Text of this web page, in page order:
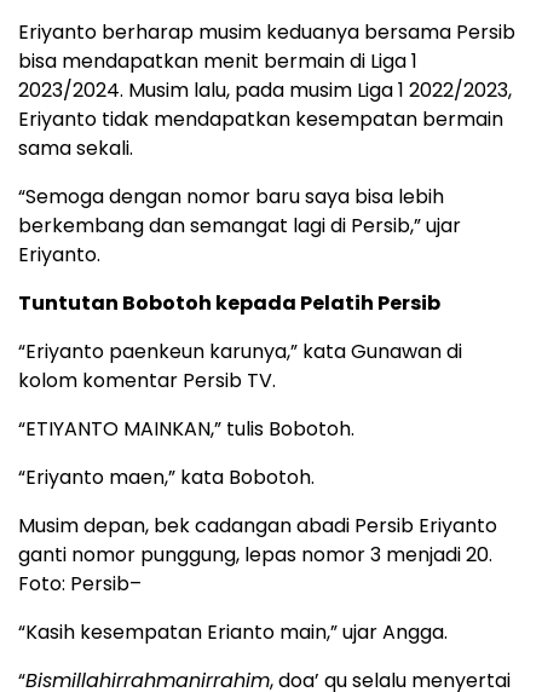
Eriyanto berharap musim keduanya bersama Persib
bisa mendapatkan menit bermain di Liga 1
2023/2024. Musim lalu, pada musim Liga 1 2022/2023,
Eriyanto tidak mendapatkan kesempatan bermain
sama sekali.
“Semoga dengan nomor baru saya bisa lebih
berkembang dan semangat lagi di Persib,” ujar
Eriyanto.
Tuntutan Bobotoh kepada Pelatih Persib
“Eriyanto paenkeun karunya,” kata Gunawan di
kolom komentar Persib TV.
“ETIYANTO MAINKAN,” tulis Bobotoh.
“Eriyanto maen,” kata Bobotoh.
Musim depan, bek cadangan abadi Persib Eriyanto
ganti nomor punggung, lepas nomor 3 menjadi 20.
Foto: Persib–
“Kasih kesempatan Erianto main,” ujar Angga.
“Bismillahirrahmanirrahim, doa’ qu selalu menyertai